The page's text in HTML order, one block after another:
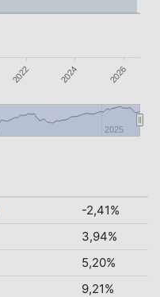
2022 2024 2026
2025
-2,41%
3,94%
5,20%
9,21%